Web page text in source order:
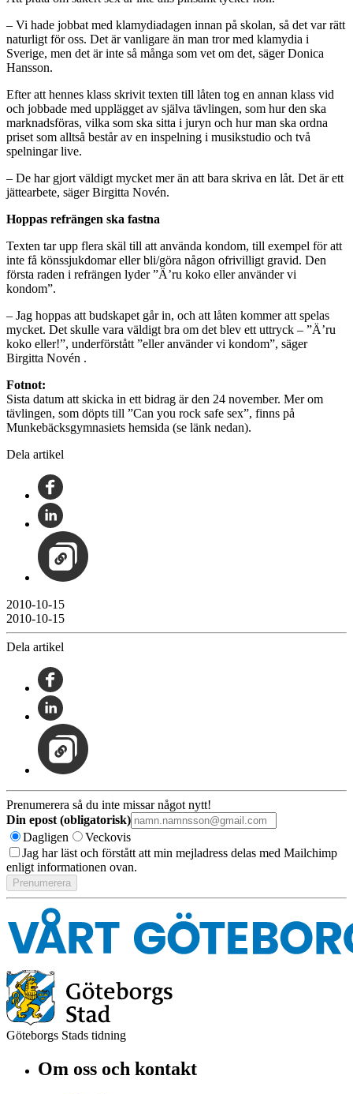
– Vi hade jobbat med klamydiadagen innan på skolan, så det var rätt
naturligt för oss. Det är vanligare än man tror med klamydia i
Sverige, men det är inte så många som vet om det, säger Donica
Hansson.
Efter att hennes klass skrivit texten till låten tog en annan klass vid
och jobbade med upplägget av själva tävlingen, som hur den ska
marknadsföras, vilka som ska sitta i juryn och hur man ska ordna
priset som alltså består av en inspelning i musikstudio och två
spelningar live.
– De har gjort väldigt mycket mer än att bara skriva en låt. Det är ett
jättearbete, säger Birgitta Novén.
Hoppas refrängen ska fastna
Texten tar upp flera skäl till att använda kondom, till exempel för att
inte få könssjukdomar eller bli/göra någon ofrivilligt gravid. Den
första raden i refrängen lyder ”Ä’ru koko eller använder vi
kondom”.
– Jag hoppas att budskapet går in, och att låten kommer att spelas
mycket. Det skulle vara väldigt bra om det blev ett uttryck – ”Ä’ru
koko eller!”, underförstått ”eller använder vi kondom”, säger
Birgitta Novén .
Fotnot:
Sista datum att skicka in ett bidrag är den 24 november. Mer om
tävlingen, som döpts till ”Can you rock safe sex”, finns på
Munkebäcksgymnasiets hemsida (se länk nedan).
Dela artikel
2010-10-15
2010-10-15
Dela artikel
Prenumerera så du inte missar något nytt!
Din epost (obligatorisk)
Dagligen
Veckovis
Jag har läst och förstått att min mejladress delas med Mailchimp
enligt informationen ovan.
Göteborgs Stads tidning
Om oss och kontakt